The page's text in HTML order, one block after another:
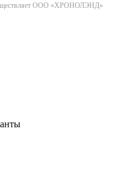
ООО «ХРОНОЛЭНД»